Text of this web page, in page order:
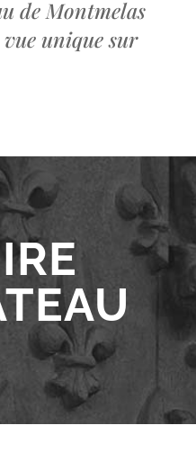
de Montmelas
unique sur